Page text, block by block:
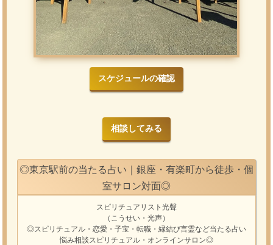
スケジュールの確認
相談してみる
◎東京駅前の当たる占い｜銀座・有楽町から徒歩・個
室サロン対面◎
スピリチュアリスト光聲
（こうせい・光声）
◎スピリチュアル・恋愛・子宝・転職・縁結び言霊など当たる占い
悩み相談スピリチュアル・オンラインサロン◎